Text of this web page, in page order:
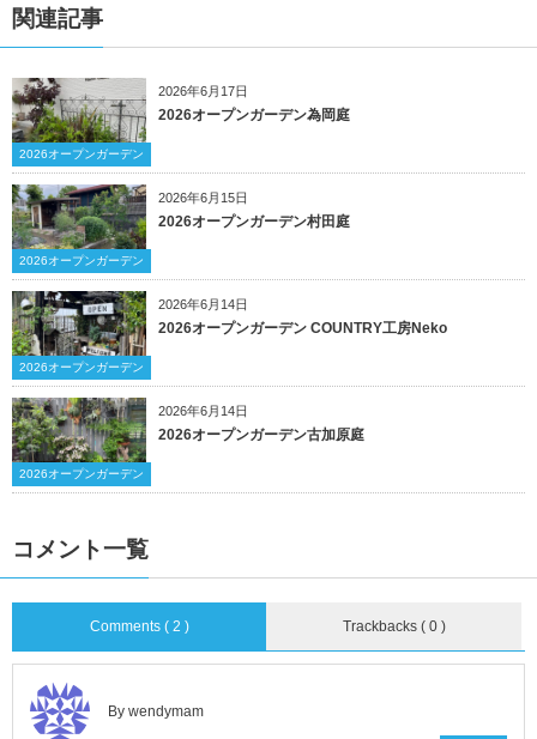
関連記事
2026年6月17日
2026オープンガーデン
2026オープンガーデン為岡庭
2026年6月15日
2026オープンガーデン
2026オープンガーデン村田庭
2026年6月14日
2026オープンガーデン
2026オープンガーデン COUNTRY工房Neko
2026年6月14日
2026オープンガーデン
2026オープンガーデン古加原庭
コメント一覧
Comments ( 2 ) Trackbacks ( 0 )
By wendymam